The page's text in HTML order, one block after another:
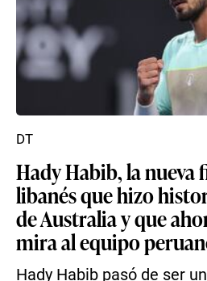
Hady Habib, la nueva
libanés que hizo
de Australia y que
mira al equipo
Hady Habib pasó de ser
DT